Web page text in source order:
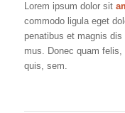
Lorem ipsum dolor sit
commodo ligula eget
penatibus et magnis
mus. Donec quam felis,
quis, sem.